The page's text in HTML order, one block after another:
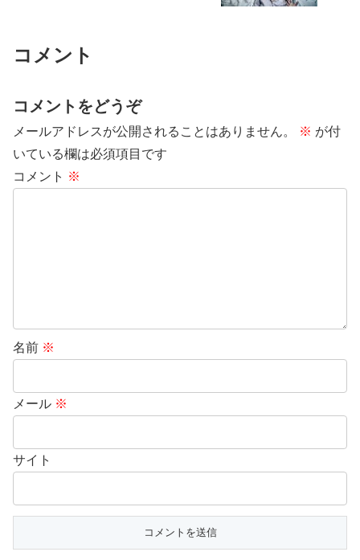
コメント
コメントをどうぞ
メールアドレスが公開されることはありません。 ※ が付
いている欄は必須項目です
コメント ※
名前 ※
メール ※
サイト